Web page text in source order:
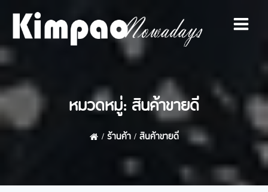
to
content
หมวดหมู่: สินค้าขายดี
ร้านค้า สินค้าขายดี